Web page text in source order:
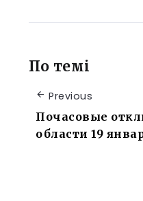
По темі
Previous
Почасовые
области 19